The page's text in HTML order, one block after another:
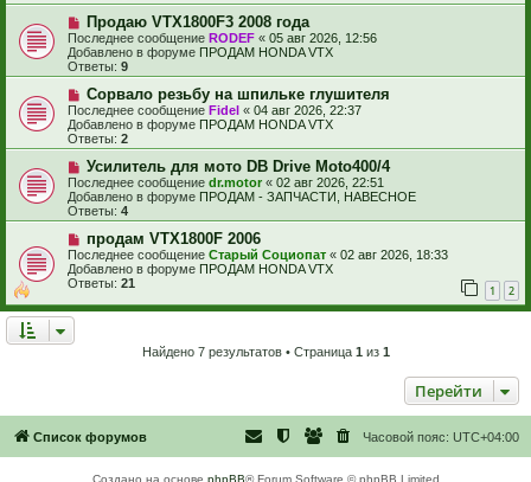
е
н
и
е
е
с
о
о
б
щ
е
н
и
е
Н
о
в
о
е
с
о
б
щ
е
н
и
е
Продаю VTX1800F3 2008 года
Последнее сообщение RODEF « 05 авг 2026, 12:56
Добавлено в форуме ПРОДАМ HONDA VTX
Ответы: 9
Н
о
в
о
е
с
о
о
б
щ
е
н
и
е
Сорвало резьбу на шпильке глушителя
Последнее сообщение Fidel « 04 авг 2026, 22:37
Добавлено в форуме ПРОДАМ HONDA VTX
Ответы: 2
Н
о
в
о
е
с
о
о
б
щ
е
Усилитель для мото DB Drive Moto400/4
Последнее сообщение dr.motor « 02 авг 2026, 22:51
Добавлено в форуме ПРОДАМ - ЗАПЧАСТИ, НАВЕСНОЕ
Ответы: 4
Н
о
в
о
е
с
е
продам VTX1800F 2006
Последнее сообщение Старый Социопат « 02 авг 2026, 18:33
Добавлено в форуме ПРОДАМ HONDA VTX
Ответы: 21 1 2
Найдено 7 результатов • Страница 1 из 1
Перейти
Список форумов Часовой пояс: UTC+04:00
Создано на основе phpBB® Forum Software © phpBB Limited